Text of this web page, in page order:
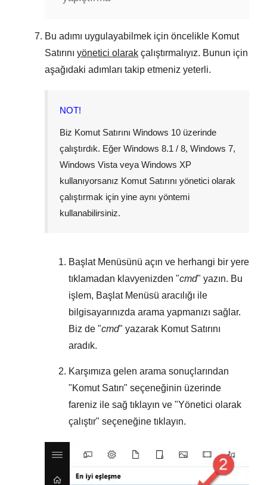
Bu adımı uygulayabilmek için öncelikle Komut
Satırını yönetici olarak çalıştırmalıyız. Bunun için
aşağıdaki adımları takip etmeniz yeterli.
NOT!
Biz Komut Satırını Windows 10 üzerinde
çalıştırdık. Eğer Windows 8.1 / 8, Windows 7,
Windows VistaveyaWindows XP
kullanıyorsanız Komut Satırını yönetici olarak
çalıştırmak için yine aynı yöntemi
kullanabilirsiniz.
Başlat Menüsünü açın ve herhangi bir yere
tıklamadan klavyenizden "cmd" yazın. Bu
işlem, Başlat Menüsü aracılığı ile
bilgisayarınızda arama yapmanızı sağlar.
Biz de "cmd" yazarak Komut Satırını
aradık.
Karşımıza gelen arama sonuçlarından
"Komut Satırı" seçeneğinin üzerinde
fareniz ile sağ tıklayın ve "Yönetici olarak
çalıştır" seçeneğine tıklayın.